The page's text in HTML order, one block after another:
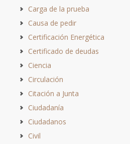
Carga de la prueba
Causa de pedir
Certificación Energética
Certificado de deudas
Ciencia
Circulación
Citación a Junta
Ciudadanía
Ciudadanos
Civil